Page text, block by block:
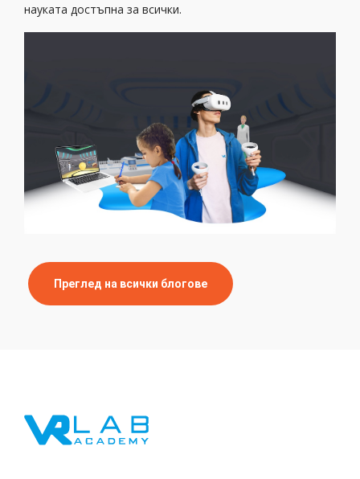
науката достъпна за всички.
Преглед на всички блогове